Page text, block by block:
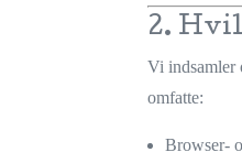
2.
Vi indsamler
omfatte:
Browser-